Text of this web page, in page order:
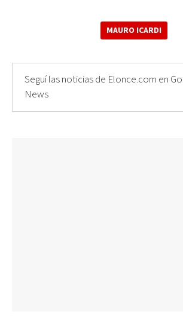
MAURO ICARDI
Seguí las noticias de Elonce.com en
News